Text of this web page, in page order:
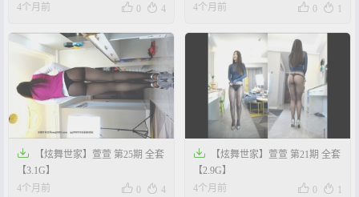
4个月前
 0  4
4个月前
 0 

【炫舞世家】萱萱 第25期 全套
【3.1G】
4个月前
 0  4

【炫舞世家】萱萱 第21期 全套
【2.9G】
4个月前
 0 